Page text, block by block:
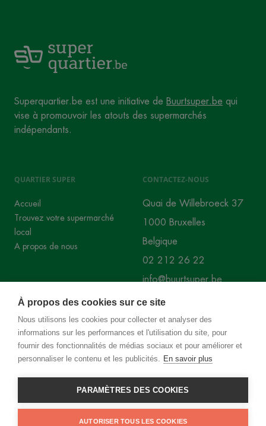
À propos des cookies sur ce site
Nous utilisons les cookies pour collecter et analyser des
informations sur les performances et l'utilisation du site, pour
fournir des fonctionnalités de médias sociaux et pour améliorer et
personnaliser le contenu et les publicités. En savoir plus
PARAMÈTRES DES COOKIES
AUTORISER TOUS LES COOKIES
Superquartier.be est une initiative de Buurtsuper.be qui
vise à promouvoir les atouts des supermarchés
indépendants.
QUARTIER SUPER
Accueil
Trouvez votre supermarché
local
A propos de nous
CONTACTEZ-NOUS
Quai de Willebroeck 37
1000 Bruxelles
Belgique
02 212 26 22
info@buurtsuper.be
RÉSEAUX SOCIAUX
Instagram Facebook
©2026Superbuurt